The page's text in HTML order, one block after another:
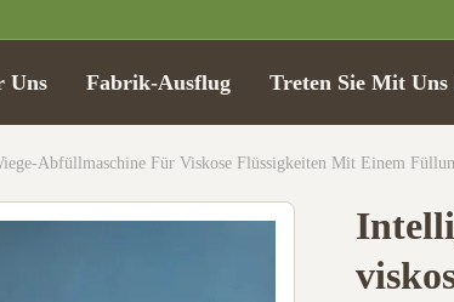
Uns Fabrik-Ausflug Treten Sie Mit
Abfüllmaschine Für Viskose Flüssigkeiten Mit Einem